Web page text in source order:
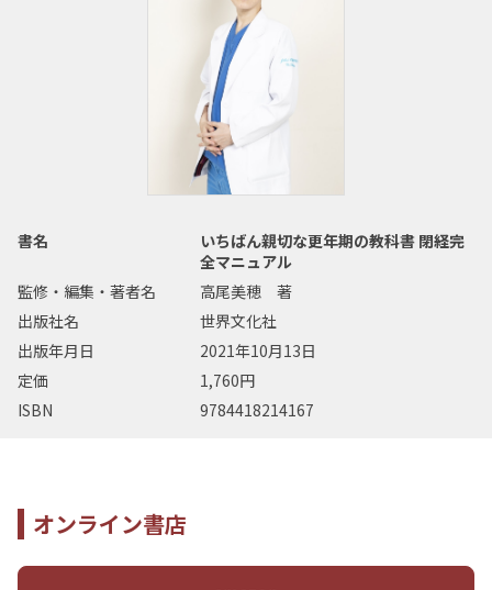
書名
いちばん親切な更年期の教科書 閉経完
全マニュアル
監修・編集・著者名
高尾美穂 著
出版社名
世界文化社
出版年月日
2021年10月13日
定価
1,760円
ISBN
9784418214167
オンライン書店